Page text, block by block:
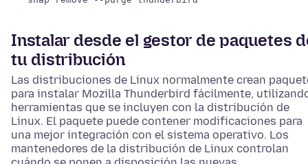
Instalar desde el gestor de paquetes
tu distribución
Las distribuciones de Linux normalmente crean
para instalar Mozilla Thunderbird fácilmente,
herramientas que se incluyen con la distribución de
Linux. El paquete puede contener modificaciones para
una mejor integración con el sistema operativo. Los
mantenedores de la distribución de Linux controlan